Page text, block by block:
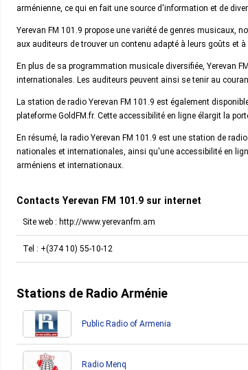
arménienne, ce qui en fait une source d'information et de
Yerevan FM 101.9 propose une variété de genres musicaux,
aux auditeurs de trouver un contenu adapté à leurs goûts et
En plus de sa programmation musicale diversifiée, Yerevan
internationales. Les auditeurs peuvent ainsi se tenir au
La station de radio Yerevan FM 101.9 est également
plateforme GoldFM.fr. Cette accessibilité en ligne élargit la
En résumé, la radio Yerevan FM 101.9 est une station de
nationales et internationales, ainsi qu'une accessibilité en
arméniens et internationaux.
Contacts Yerevan FM 101.9 sur internet
Site web : http://www.yerevanfm.am
Tel : +(374 10) 55-10-12
Stations de Radio Arménie
Public Radio of Armenia
Radio Menq